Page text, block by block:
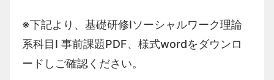
※下記より、基礎研修Ⅰソーシャルワーク理論
系科目Ⅰ 事前課題PDF、様式wordをダウンロ
ードしご確認ください。